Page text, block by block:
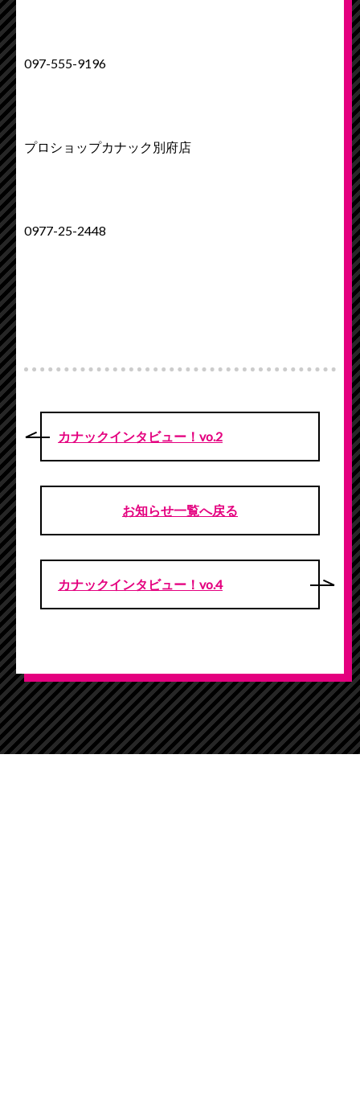
097-555-9196
プロショップカナック別府店
0977-25-2448
カナックインタビュー！vo.2
お知らせ一覧へ戻る
カナックインタビュー！vo.4